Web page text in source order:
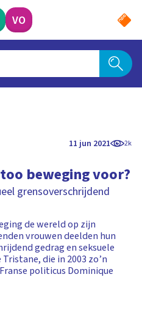
VO
11 jun 2021 2k
beweging voor?
grensoverschrijdend
de wereld op zijn
vrouwen deelden hun
gedrag en seksuele
die in 2003 zo’n
politicus Dominique